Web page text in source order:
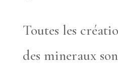
Toutes les
des mineraux